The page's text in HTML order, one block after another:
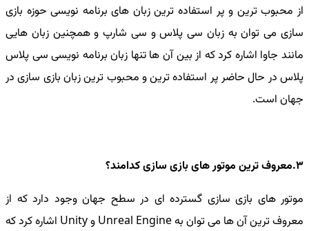
از محبوب ترین و پر استفاده ترین زبان های برنامه نویسی حوزه بازی
سازی می توان به زبان سی پلاس و سی شارپ و همچنین زبان هایی
مانند جاوا اشاره کرد که از بین آن ها تنها زبان برنامه نویسی سی پلاس
پلاس در حال حاضر پر استفاده ترین و محبوب ترین زبان بازی سازی در
جهان است.
3.معروف ترین موتور های بازی سازی کدامند؟
موتور های بازی سازی گسترده ای در سطح جهان وجود دارد که از
معروف ترین آن ها می توان به Unreal Engine و Unity اشاره کرد که